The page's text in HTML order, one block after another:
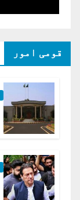
قومی امور